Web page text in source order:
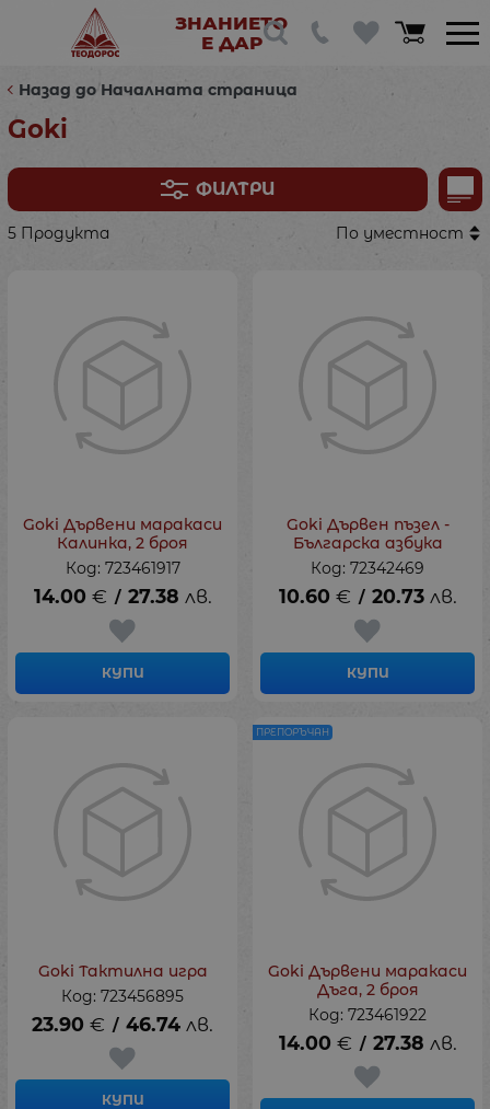
ЗНАНИЕТО
Е ДАР
Назад до Началната страница
Goki
ФИЛТРИ
5 Продукта По уместност
Goki Дървени маракаси
Калинка, 2 броя
Код: 723461917
14.00 € / 27.38 лв.
КУПИ
Goki Дървен пъзел -
Българска азбука
Код: 72342469
10.60 € / 20.73 лв.
КУПИ
Goki Тактилна игра
Код: 723456895
23.90 € / 46.74 лв.
КУПИ
Goki Дървени маракаси
Дъга, 2 броя
Код: 723461922
14.00 € / 27.38 лв.
ПРЕПОРЪЧАН